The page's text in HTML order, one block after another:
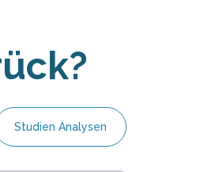
Studien Analysen